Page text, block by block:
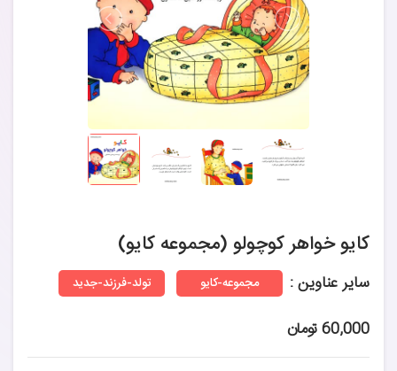
کایو خواهر کوچولو (مجموعه کایو)
سایر عناوین : مجموعه-کایو تولد-فرزند-جدید
60,000 تومان